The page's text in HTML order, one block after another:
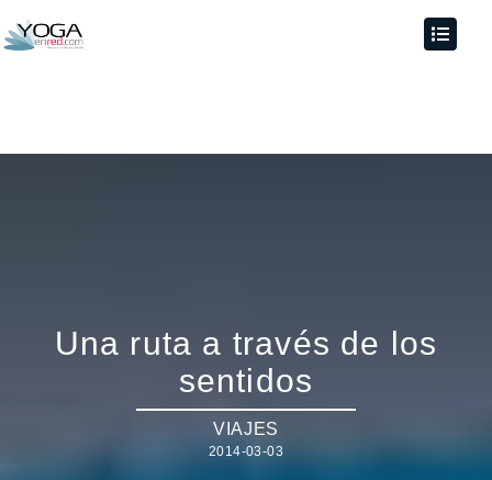
Una ruta a través de los
sentidos
VIAJES
2014-03-03